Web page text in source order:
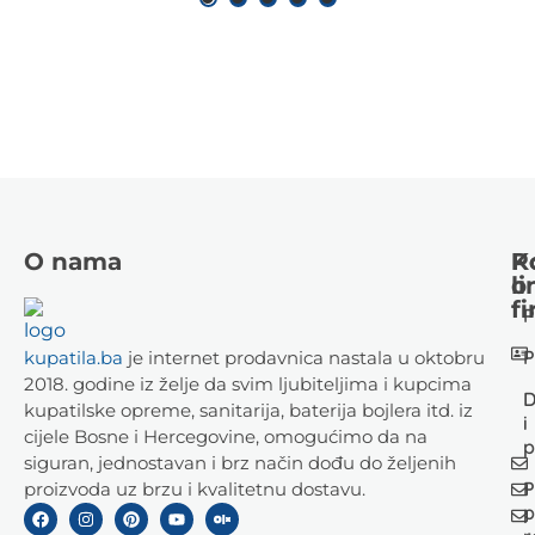
O nama
kupatila.ba je internet prodavnica nastala u oktobru
2018. godine iz želje da svim ljubiteljima i kupcima
kupatilske opreme, sanitarija, baterija bojlera itd. iz
cijele Bosne i Hercegovine, omogućimo da na
siguran, jednostavan i brz način dođu do željenih
proizvoda uz brzu i kvalitetnu dostavu.
i
o